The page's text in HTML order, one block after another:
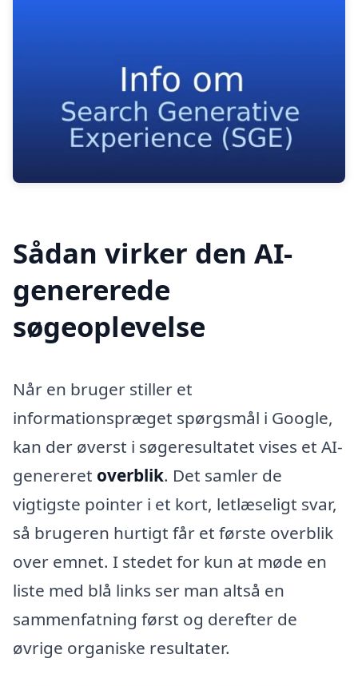
Sådan virker den AI-
genererede
søgeoplevelse
Når en bruger stiller et
informationspræget spørgsmål i Google,
kan der øverst i søgeresultatet vises et AI-
genereret overblik. Det samler de
vigtigste pointer i et kort, letlæseligt svar,
så brugeren hurtigt får et første overblik
over emnet. I stedet for kun at møde en
liste med blå links ser man altså en
sammenfatning først og derefter de
øvrige organiske resultater.